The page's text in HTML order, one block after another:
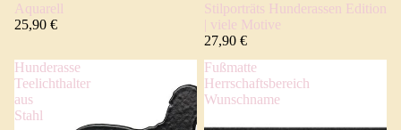
Aquarell
25,90 €
Stilporträts Hunderassen Edition
| viele Motive
27,90 €
Hunderasse
Teelichthalter
aus
Stahl
Fußmatte
Herrschaftsbereich
Wunschname